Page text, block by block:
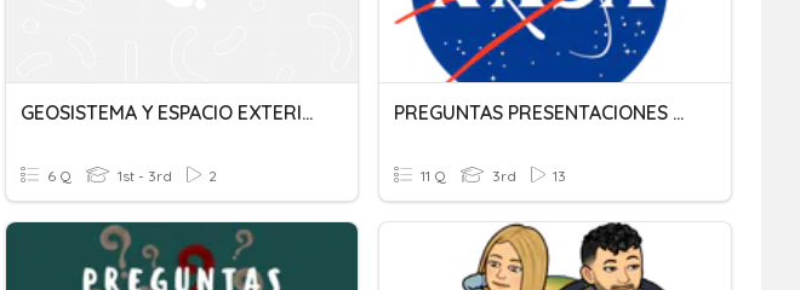
GEOSISTEMA Y ESPACIO EXTERIOR
6 Q 1st - 3rd 2
PREGUNTAS PRESENTACIONES EL ESPACIO
11 Q 3rd 13